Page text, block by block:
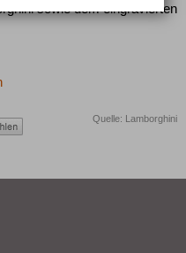
sowie dem eingravierten
Quelle: Lamborghini